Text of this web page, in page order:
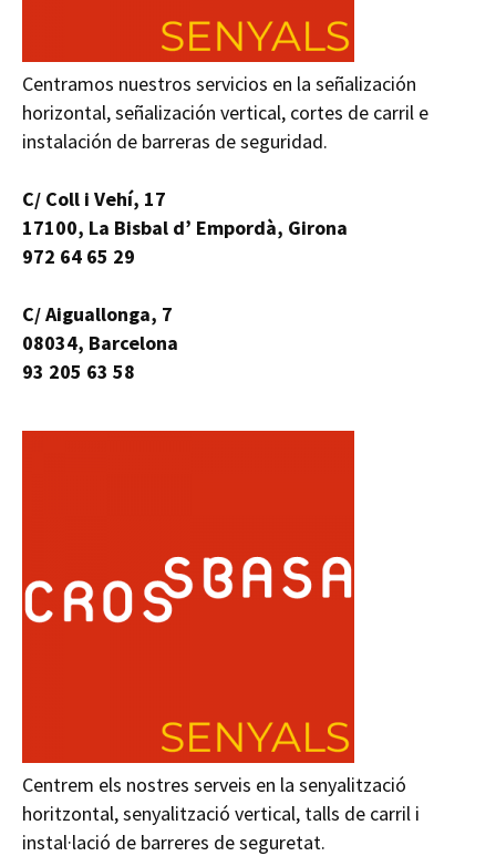
Centramos nuestros servicios en la señalización
horizontal, señalización vertical, cortes de carril e
instalación de barreras de seguridad.
C/ Coll i Vehí, 17
17100, La Bisbal d’ Empordà, Girona
972 64 65 29
C/ Aiguallonga, 7
08034, Barcelona
93 205 63 58
Centrem els nostres serveis en la senyalització
horitzontal, senyalització vertical, talls de carril i
instal·lació de barreres de seguretat.